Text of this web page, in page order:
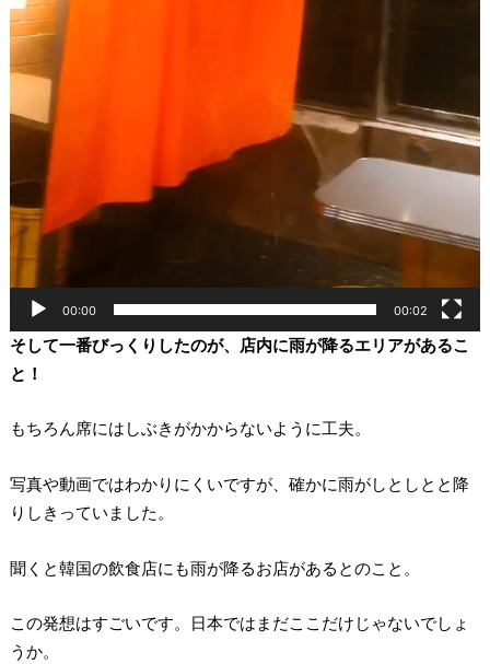
00:00 00:02
そして一番びっくりしたのが、店内に雨が降るエリアがあるこ
と！
もちろん席にはしぶきがかからないように工夫。
写真や動画ではわかりにくいですが、確かに雨がしとしとと降
りしきっていました。
聞くと韓国の飲食店にも雨が降るお店があるとのこと。
この発想はすごいです。日本ではまだここだけじゃないでしょ
うか。